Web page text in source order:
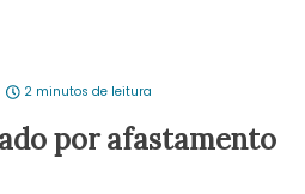
2 minutos de leitura
por afastamento